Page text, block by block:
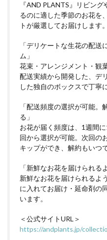
『AND PLANTS』リビン
るのに適した季節のお花を
トが厳選してお届けします。
「デリケートな生花の配
ム」
花束・アレンジメント・観
配送実績から開発した、デ
した独自のボックスで丁寧
「配送頻度の選択が可能。
る」
お花が届く頻度は、1週間
回から選択が可能。次回の
キップができ、解約もいつ
「新鮮なお花を届けられる
新鮮なお花を届けられるよ
に入れてお届け・延命剤の
います。
＜公式サイトURL＞
https://andplants.jp/